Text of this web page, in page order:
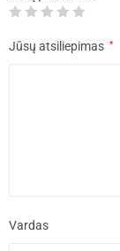
Jūsų atsiliepimas *
Vardas